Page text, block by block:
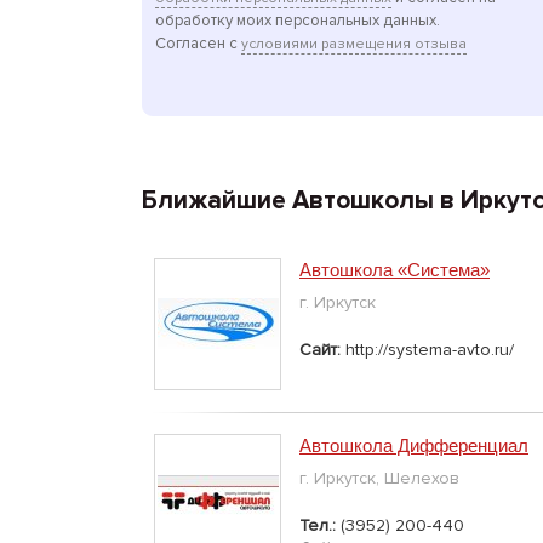
обработку моих персональных данных.
Согласен с условиями размещения отзыва
Ближайшие Автошколы в
Автошкола «Система»
г. Иркутск
Сайт: http://systema-avto.ru/
Автошкола Дифференциал
г. Иркутск, Шелехов
Тел.: (3952) 200-440